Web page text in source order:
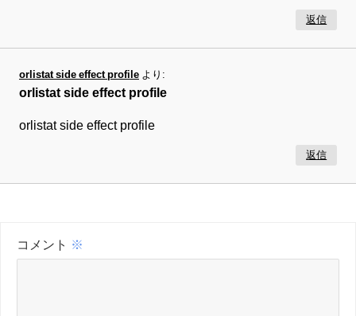
返信
orlistat side effect profile より:
orlistat side effect profile
orlistat side effect profile
返信
コメント ※